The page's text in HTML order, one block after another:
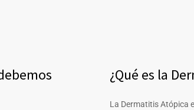
¿Qué es la
La Dermatitis Atópica